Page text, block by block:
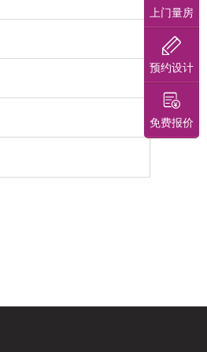
上门量房
预约设计
免费报价